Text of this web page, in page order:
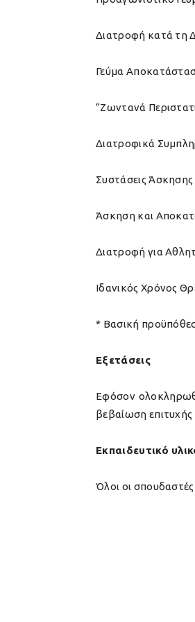
Διατροφή κατά τη
Γεύμα
“Ζωντανά
Διατροφικά
Συστάσεις
Άσκηση και
Διατροφή για
Ιδανικός Χρόνος
* Βασική
Εξετάσεις
Εφόσον
βεβαίωση
Εκπαιδευτικό
Όλοι οι